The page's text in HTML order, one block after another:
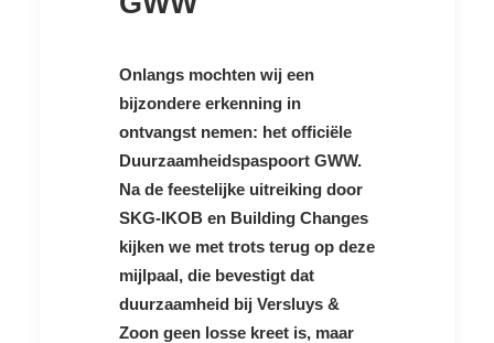
Onlangs mochten wij een
bijzondere erkenning in
ontvangst nemen: het officiële
Duurzaamheidspaspoort GWW.
Na de feestelijke uitreiking door
SKG-IKOB en Building Changes
kijken we met trots terug op deze
mijlpaal, die bevestigt dat
duurzaamheid bij Versluys &
Zoon geen losse kreet is, maar